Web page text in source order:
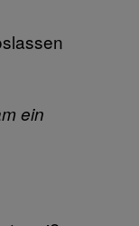
ein